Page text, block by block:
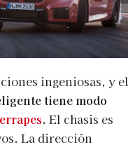
ingeniosas, y el
tiene modo
. El chasis es
La dirección